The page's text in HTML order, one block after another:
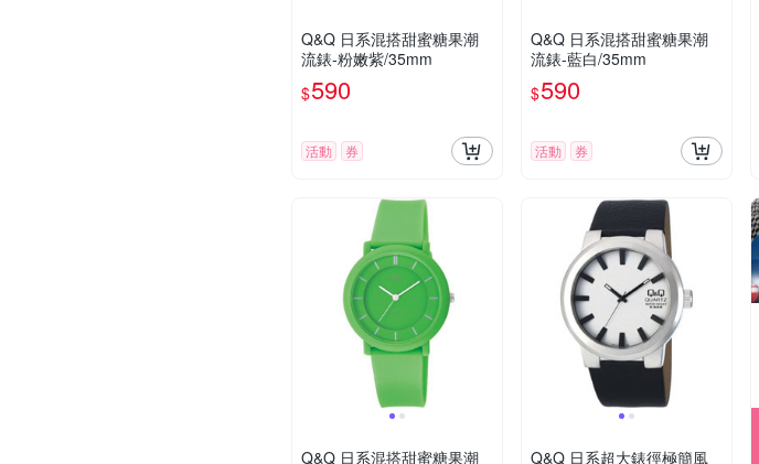
Q&Q 日系混搭甜蜜糖果潮
流錶-粉嫩紫/35mm
$590
活動 券
Q&Q 日系混搭甜蜜糖果潮
流錶-藍白/35mm
$590
活動 券
Q&Q 日系混搭甜蜜糖果潮
Q&Q 日系超大錶徑極簡風